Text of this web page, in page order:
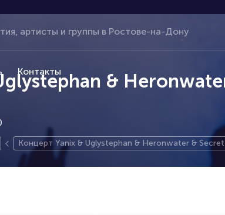
Контакты
&
Концерт Yanix & Uglystephan & Heronwater &